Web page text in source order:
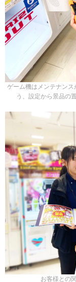
ゲーム機はメンテナン
う、設定から景品の
お客様との